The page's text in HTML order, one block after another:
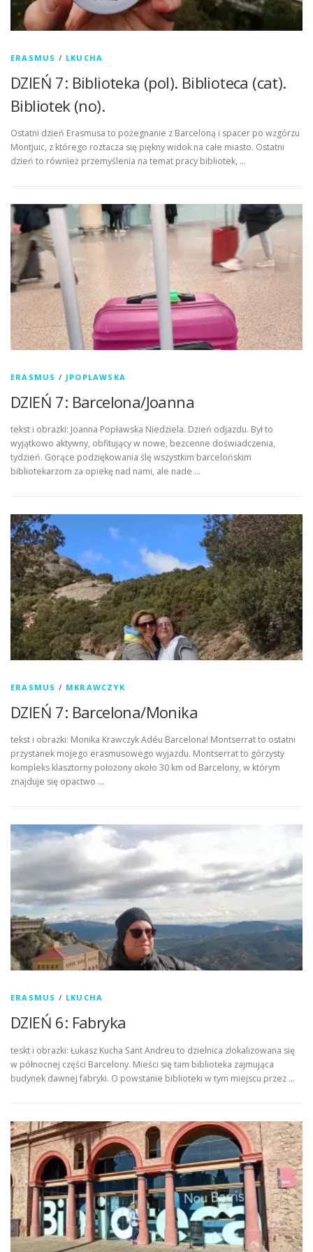
ERASMUS / LKUCHA
DZIEŃ 7: Biblioteka (pol). Biblioteca (cat).
Bibliotek (no).
Ostatni dzień Erasmusa to pożegnanie z Barceloną i spacer po wzgórzu
Montjuic, z którego roztacza się piękny widok na całe miasto. Ostatni
dzień to również przemyślenia na temat pracy bibliotek, …
ERASMUS / JPOPLAWSKA
DZIEŃ 7: Barcelona/Joanna
tekst i obrazki: Joanna Popławska Niedziela. Dzień odjazdu. Był to
wyjątkowo aktywny, obfitujący w nowe, bezcenne doświadczenia,
tydzień. Gorące podziękowania ślę wszystkim barcelońskim
bibliotekarzom za opiekę nad nami, ale nade …
ERASMUS / MKRAWCZYK
DZIEŃ 7: Barcelona/Monika
tekst i obrazki: Monika Krawczyk Adéu Barcelona! Montserrat to ostatni
przystanek mojego erasmusowego wyjazdu. Montserrat to górzysty
kompleks klasztorny położony około 30 km od Barcelony, w którym
znajduje się opactwo …
ERASMUS / LKUCHA
DZIEŃ 6: Fabryka
teskt i obrazki: Łukasz Kucha Sant Andreu to dzielnica zlokalizowana się
w północnej części Barcelony. Mieści się tam biblioteka zajmująca
budynek dawnej fabryki. O powstanie biblioteki w tym miejscu przez …